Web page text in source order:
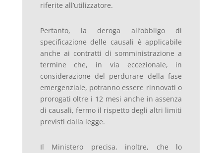
riferite all’utilizzatore.
Pertanto, la deroga all’obbligo di
specificazione delle causali è applicabile
anche ai contratti di somministrazione a
termine che, in via eccezionale, in
considerazione del perdurare della fase
emergenziale, potranno essere rinnovati o
prorogati oltre i 12 mesi anche in assenza
di causali, fermo il rispetto degli altri limiti
previsti dalla legge.
Il Ministero precisa, inoltre, che lo